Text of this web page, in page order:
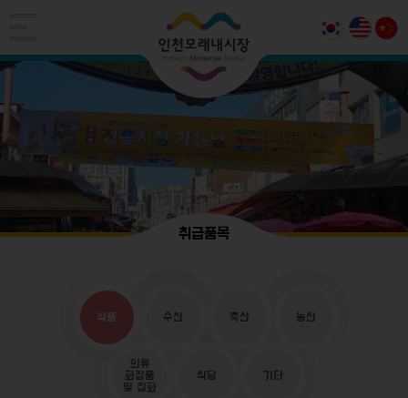
취급품목
식품 수산 축산 농산
의류
화장품
및 잡화
식당 기타